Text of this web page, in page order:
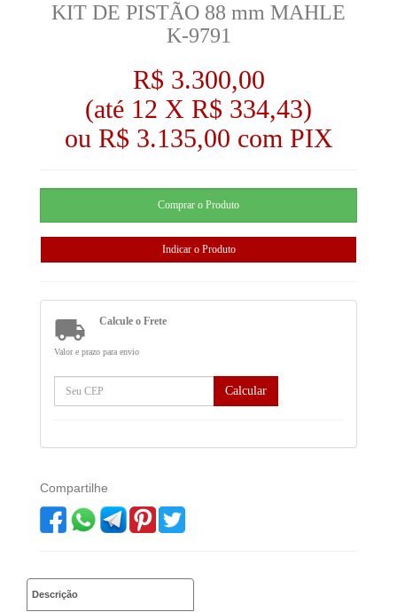
KIT DE PISTÃO 88 mm MAHLE
K-9791
R$ 3.300,00
(até 12 X R$ 334,43)
ou R$ 3.135,00 com PIX
 Calcule o Frete
Valor e prazo para envio
Calcular
Compartilhe
Descrição